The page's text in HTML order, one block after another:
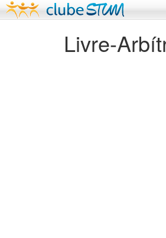
Livre-